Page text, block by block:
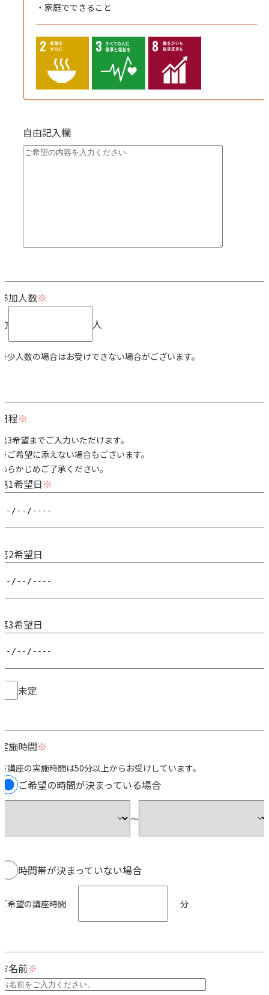
家庭でできること
自由記入欄
加人数
人
少人数の場合はお受けできない場合がございます。
程
3希望までご入力いただけます。
ご希望に添えない場合もございます。
らかじめご了承ください。
1希望日
2希望日
3希望日
未定
施時間
講座の実施時間は50分以上からお受けしています。
ご希望の時間が決まっている場合
〜
時間帯が決まっていない場合
希望の講座時間 分
名前